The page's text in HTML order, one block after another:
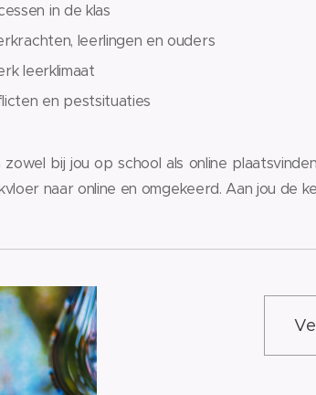
in de klas
leerlingen en ouders
leerklimaat
en pestsituaties
zowel bij jou op school als online
naar online en omgekeerd. Aan jou de